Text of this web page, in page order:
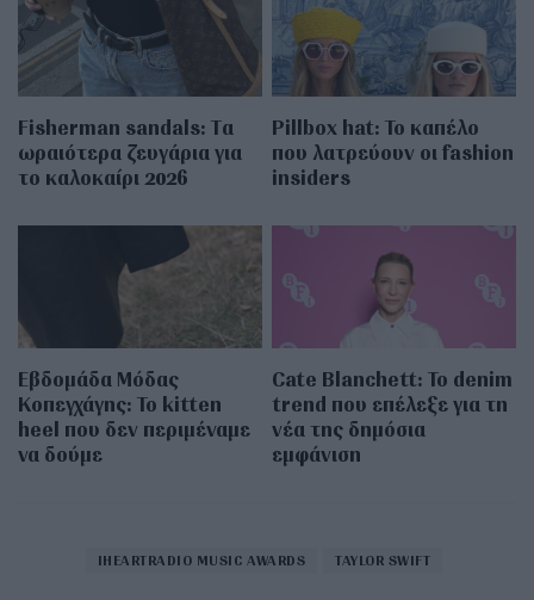
Fisherman sandals: Tα
ωραιότερα ζευγάρια για
το καλοκαίρι 2026
Pillbox hat: Το καπέλο
που λατρεύουν οι fashion
insiders
Εβδομάδα Μόδας
Κοπεγχάγης: Το kitten
heel που δεν περιμέναμε
να δούμε
Cate Blanchett: Το denim
trend που επέλεξε για τη
νέα της δημόσια
εμφάνιση
IHEARTRADIO MUSIC AWARDS TAYLOR SWIFT